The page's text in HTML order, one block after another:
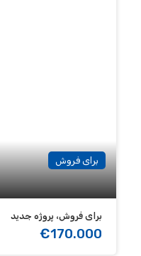
برای فروش
برای فروش، پروژه جدید
€170.000